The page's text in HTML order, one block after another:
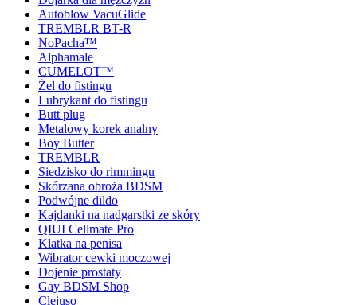
Autoblow VacuGlide
TREMBLR BT-R
NoPacha™
Alphamale
CUMELOT™
Żel do fistingu
Lubrykant do fistingu
Butt plug
Metalowy korek analny
Boy Butter
TREMBLR
Siedzisko do rimmingu
Skórzana obroża BDSM
Podwójne dildo
Kajdanki na nadgarstki ze skóry
QIUI Cellmate Pro
Klatka na penisa
Wibrator cewki moczowej
Dojenie prostaty
Gay BDSM Shop
Clejuso